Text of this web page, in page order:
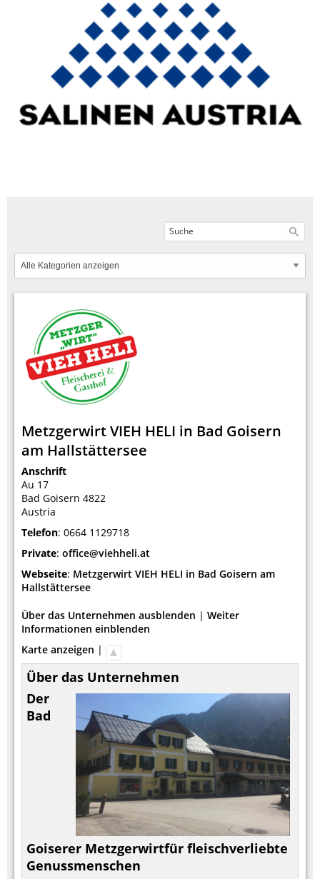
Metzgerwirt VIEH HELI in Bad Goisern
am Hallstättersee
Anschrift
Au 17
Bad Goisern 4822
Austria
Telefon: 0664 1129718
Private: office@viehheli.at
Webseite: Metzgerwirt VIEH HELI in Bad Goisern am
Hallstättersee
Über das Unternehmen ausblenden | Weiter
Informationen einblenden
Karte anzeigen |
Über das Unternehmen
Der
Bad
Goiserer Metzgerwirtfür fleischverliebte
Genussmenschen